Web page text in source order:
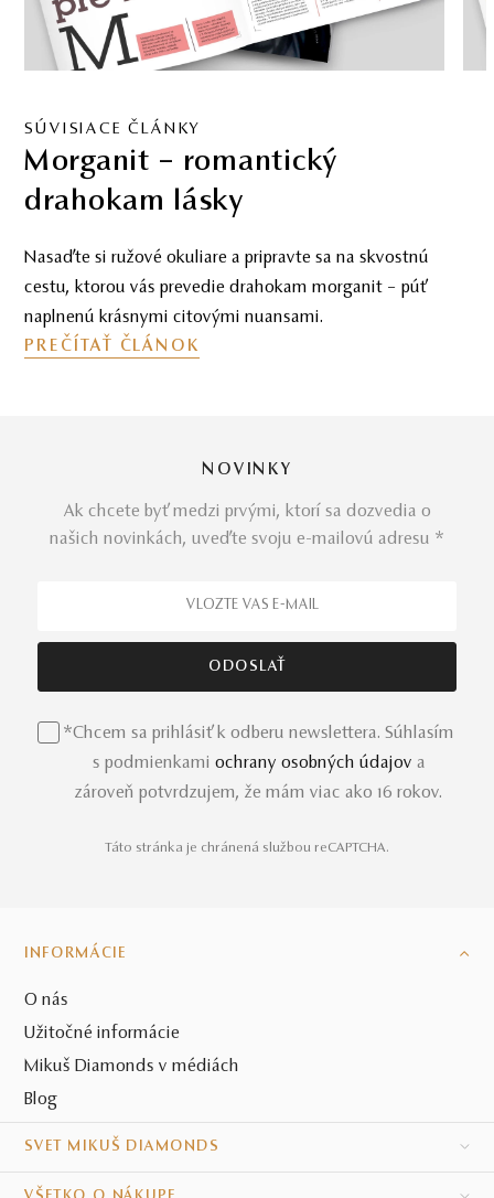
SÚVISIACE ČLÁNKY
Citrín – drahokam šťastia v
našich šperkoch
Šperky, ktoré spútal citrín. Objavte citrínové
dobrodružstvo v sprievode šperkov Mikuš Diamonds a
nechajte sa očariť jeho žiarivou farbou.
PREČÍTAŤ ČLÁNOK
NOVINKY
Ak chcete byť medzi prvými, ktorí sa dozvedia o
našich novinkách, uveďte svoju e-mailovú adresu *
*Chcem sa prihlásiť k odberu newslettera. Súhlasím
s podmienkami ochrany osobných údajov a
zároveň potvrdzujem, že mám viac ako 16 rokov.
Táto stránka je chránená službou reCAPTCHA.
INFORMÁCIE
O nás
Užitočné informácie
Mikuš Diamonds v médiách
Blog
SVET MIKUŠ DIAMONDS